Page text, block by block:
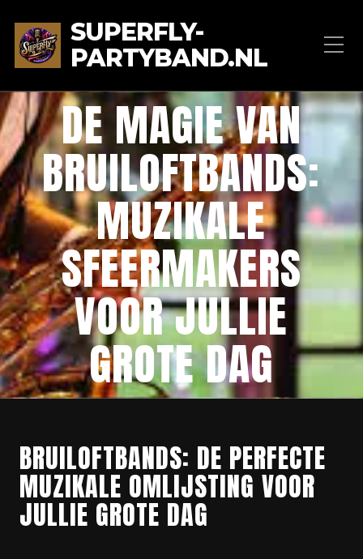
SUPERFLY-
PARTYBAND.NL
DE MAGIE VAN
BRUILOFTBANDS:
MUZIKALE
SFEERMAKERS
VOOR JULLIE
GROTE DAG
BRUILOFTBANDS: DE PERFECTE
MUZIKALE OMLIJSTING VOOR
JULLIE GROTE DAG